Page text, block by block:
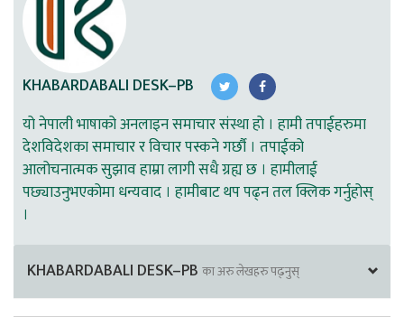
KHABARDABALI DESK–PB
यो नेपाली भाषाको अनलाइन समाचार संस्था हो । हामी तपाईहरुमा
देशविदेशका समाचार र विचार पस्कने गर्छौ । तपाईको
आलोचनात्मक सुझाव हाम्रा लागी सधै ग्रह्य छ । हामीलाई
पछ्याउनुभएकोमा धन्यवाद । हामीबाट थप पढ्न तल क्लिक गर्नुहोस्
।
KHABARDABALI DESK–PB का अरु लेखहरु पढ्नुस्